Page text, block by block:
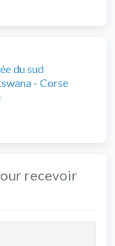
du sud
- Corse
recevoir